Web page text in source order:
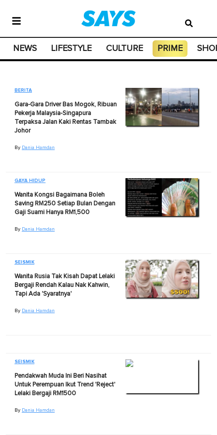
NEWS LIFESTYLE CULTURE PRIME
BERITA
Gara-Gara Driver Bas Mogok, Ribuan
Pekerja Malaysia-Singapura
Terpaksa Jalan Kaki Rentas Tambak
Johor
By Dania Hamdan
GAYA HIDUP
Wanita Kongsi Bagaimana Boleh
Saving RM250 Setiap Bulan Dengan
Gaji Suami Hanya RM1,500
By Dania Hamdan
SEISMIK
Wanita Rusia Tak Kisah Dapat Lelaki
Bergaji Rendah Kalau Nak Kahwin,
Tapi Ada 'Syaratnya'
By Dania Hamdan
SEISMIK
Pendakwah Muda Ini Beri Nasihat
Untuk Perempuan Ikut Trend 'Reject'
Lelaki Bergaji RM1500
By Dania Hamdan